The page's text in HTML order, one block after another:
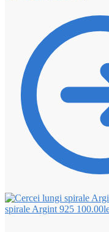
spirale Argint 925 100.00